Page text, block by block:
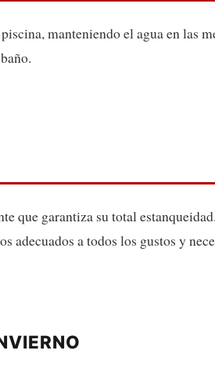
manteniendo el agua en las
que garantiza su total
adecuados a todos los gustos y